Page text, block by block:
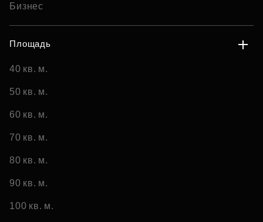
Бизнес
Площадь
40 кв. м.
50 кв. м.
60 кв. м.
70 кв. м.
80 кв. м.
90 кв. м.
100 кв. м.